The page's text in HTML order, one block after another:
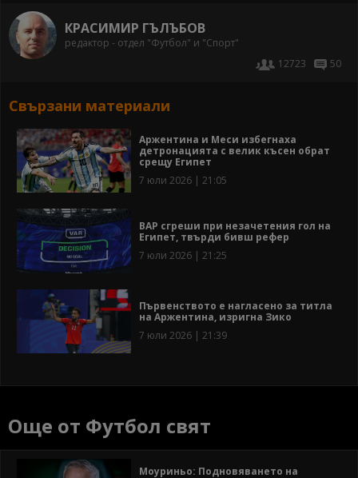
КРАСИМИР ГЪЛЪБОВ
редактор - отдел "Футбол" и "Спорт"
12723
50
Свързани материали
Аржентина и Меси избегнаха
детронацията с велик късен обрат
срещу Египет
7 юли 2026 | 21:05
ВАР сгреши при незачетения гол на
Египет, твърди бивш рефер
7 юли 2026 | 21:25
Първенството е нагласено за титла
на Аржентина, изригна Зико
7 юли 2026 | 21:39
Още от Футбол свят
Моуриньо: Подновяването на